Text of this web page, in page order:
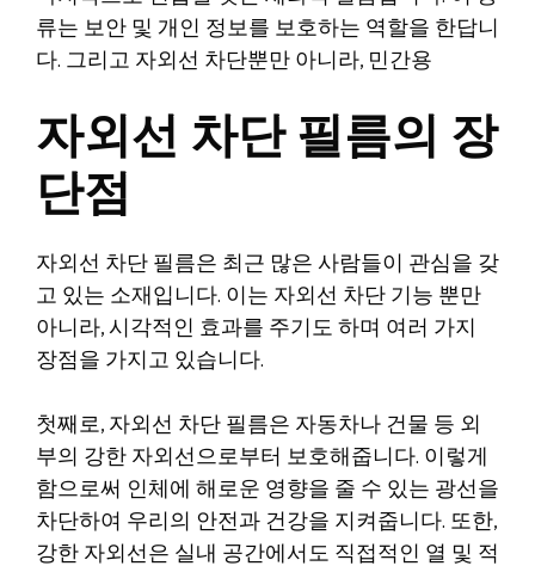
류는 보안 및 개인 정보를 보호하는 역할을 한답니
다. 그리고 자외선 차단뿐만 아니라, 민간용
자외선 차단 필름의 장
단점
자외선 차단 필름은 최근 많은 사람들이 관심을 갖
고 있는 소재입니다. 이는 자외선 차단 기능 뿐만
아니라, 시각적인 효과를 주기도 하며 여러 가지
장점을 가지고 있습니다.
첫째로, 자외선 차단 필름은 자동차나 건물 등 외
부의 강한 자외선으로부터 보호해줍니다. 이렇게
함으로써 인체에 해로운 영향을 줄 수 있는 광선을
차단하여 우리의 안전과 건강을 지켜줍니다. 또한,
강한 자외선은 실내 공간에서도 직접적인 열 및 적